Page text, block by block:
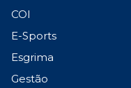
COI
E-Sports
Esgrima
Gestão